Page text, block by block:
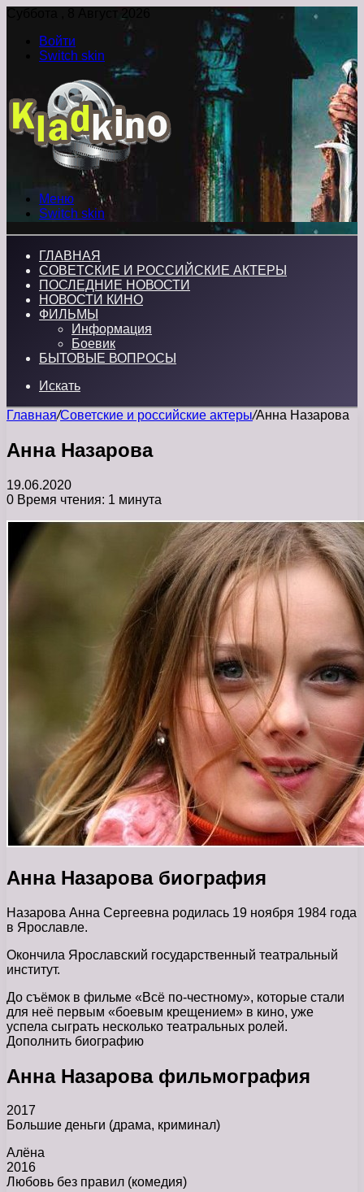
Суббота , 8 Август 2026
Войти
Switch skin
Меню
Switch skin
ГЛАВНАЯ
СОВЕТСКИЕ И РОССИЙСКИЕ АКТЕРЫ
ПОСЛЕДНИЕ НОВОСТИ
НОВОСТИ КИНО
ФИЛЬМЫ
Информация
Боевик
БЫТОВЫЕ ВОПРОСЫ
Искать
Главная/Советские и российские актеры/Анна Назарова
Анна Назарова
19.06.2020
0 Время чтения: 1 минута
Анна Назарова биография
Назарова Анна Сергеевна родилась 19 ноября 1984 года
в Ярославле.
Окончила Ярославский государственный театральный
институт.
До съёмок в фильме «Всё по-честному», которые стали
для неё первым «боевым крещением» в кино, уже
успела сыграть несколько театральных ролей.
Дополнить биографию
Анна Назарова фильмография
2017
Большие деньги (драма, криминал)
Алёна
2016
Любовь без правил (комедия)